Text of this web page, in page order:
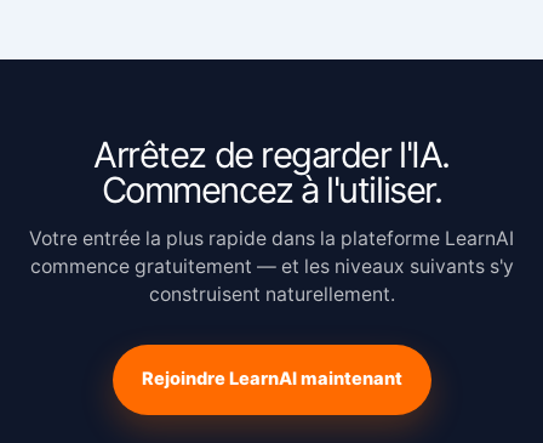
Arrêtez de regarder l'IA.
Commencez à l'utiliser.
Votre entrée la plus rapide dans la plateforme LearnAI
commence gratuitement — et les niveaux suivants s'y
construisent naturellement.
Rejoindre LearnAI maintenant